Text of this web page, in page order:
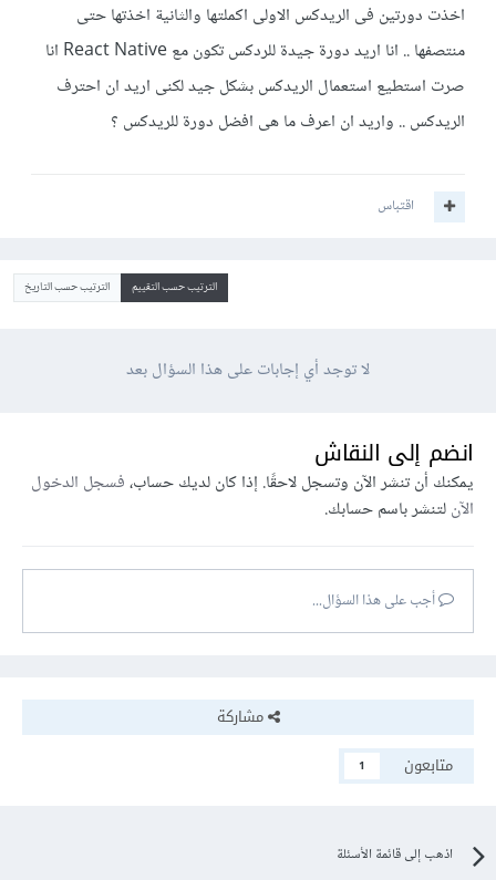
اخذت دورتين فى الريدكس الاولى اكملتها والثانية اخذتها حتى
منتصفها .. انا اريد دورة جيدة للردكس تكون مع React Native انا
صرت استطيع استعمال الريدكس بشكل جيد لكنى اريد ان احترف
الريدكس .. واريد ان اعرف ما هى افضل دورة للريدكس ؟
اقتباس
الترتيب حسب التقييم الترتيب حسب التاريخ
لا توجد أي إجابات على هذا السؤال بعد
انضم إلى النقاش
يمكنك أن تنشر الآن وتسجل لاحقًا. إذا كان لديك حساب،فسجل الدخول
الآنلتنشر باسم حسابك.
أجب على هذا السؤال...
مشاركة
متابعون
1
اذهب إلى قائمة الأسئلة